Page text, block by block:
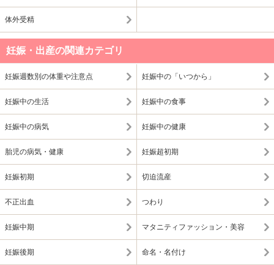
体外受精
妊娠・出産の関連カテゴリ
妊娠週数別の体重や注意点 妊娠中の「いつから」
妊娠中の生活 妊娠中の食事
妊娠中の病気 妊娠中の健康
胎児の病気・健康 妊娠超初期
妊娠初期 切迫流産
不正出血 つわり
妊娠中期 マタニティファッション・美容
妊娠後期 命名・名付け